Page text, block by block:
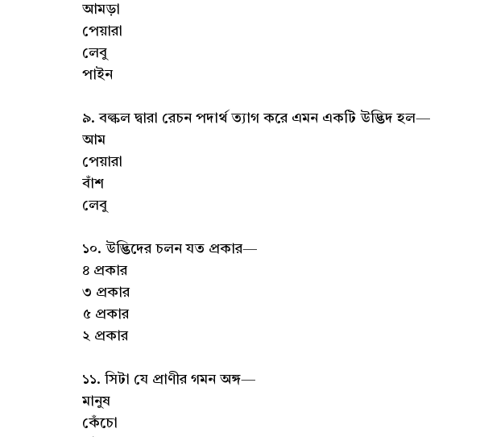
আমড়া
পেয়ারা
লেবু
পাইন
৯. বল্কল দ্বারা রেচন পদার্থ ত্যাগ করে এমন একটি উদ্ভিদ হল—
আম
পেয়ারা
বাঁশ
লেবু
১০. উদ্ভিদের চলন যত প্রকার—
৪ প্রকার
৩ প্রকার
৫ প্রকার
২ প্রকার
১১. সিটা যে প্রাণীর গমন অঙ্গ—
মানুষ
কেঁচো